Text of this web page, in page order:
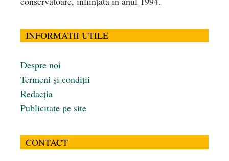
INFORMATII UTILE
Despre noi
Termeni și condiții
Redacția
Publicitate pe site
CONTACT